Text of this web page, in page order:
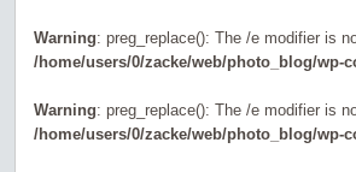
Warning: preg_replace(): The /e modifier is
/home/users/0/zacke/web/photo_blog/wp-
Warning: preg_replace(): The /e modifier is
/home/users/0/zacke/web/photo_blog/wp-